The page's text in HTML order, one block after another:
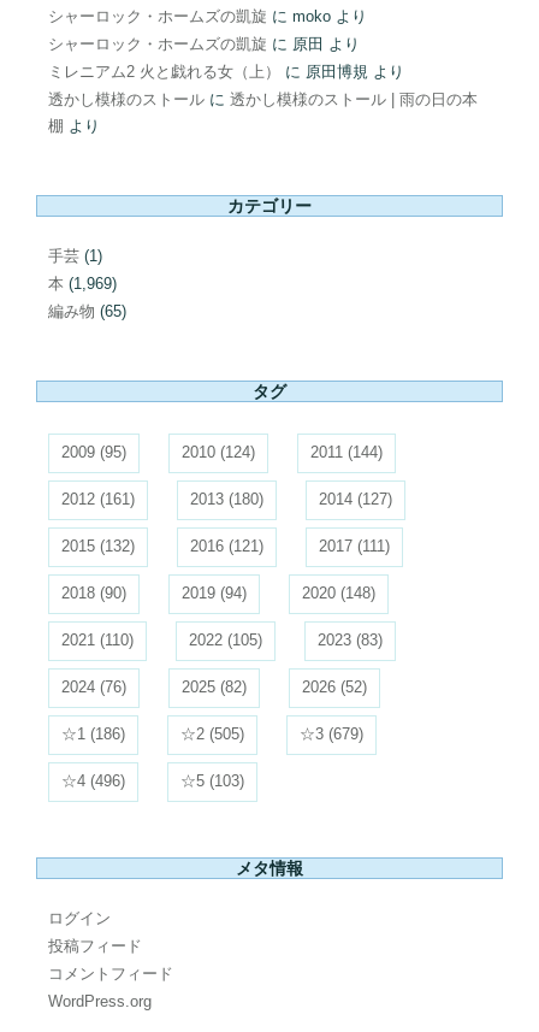
シャーロック・ホームズの凱旋 に moko より
シャーロック・ホームズの凱旋 に 原田 より
ミレニアム2 火と戯れる女（上）
に 原田博規 より
透かし模様のストール に 透かし模様のストール | 雨の日の本
棚 より
カテゴリー
手芸 (1)
本 (1,969)
編み物 (65)
タグ
2009 (95) 2010 (124) 2011 (144)
2012 (161) 2013 (180) 2014 (127)
2015 (132) 2016 (121) 2017 (111)
2018 (90) 2019 (94) 2020 (148)
2021 (110) 2022 (105) 2023 (83)
2024 (76) 2025 (82) 2026 (52)
☆1 (186) ☆2 (505) ☆3 (679)
☆4 (496) ☆5 (103)
メタ情報
ログイン
投稿フィード
コメントフィード
WordPress.org